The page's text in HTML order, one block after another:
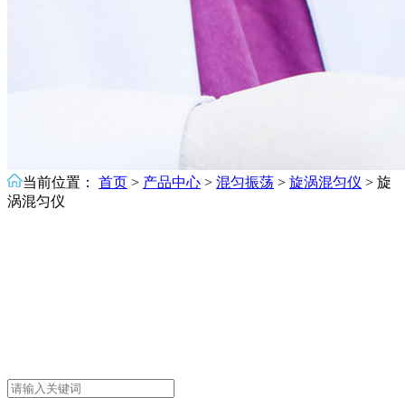
当前位置： 首页 > 产品中心 > 混匀振荡 > 旋涡混匀仪 > 旋
涡混匀仪